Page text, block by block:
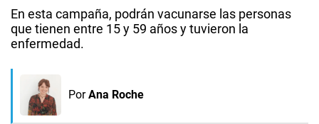
En esta campaña, podrán vacunarse las personas
que tienen entre 15 y 59 años y tuvieron la
enfermedad.
Por Ana Roche